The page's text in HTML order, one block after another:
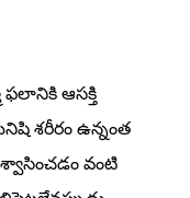
ఫలానికి ఆసక్తి
శరీరం ఉన్నంత
శ్వాసించడం వంటి